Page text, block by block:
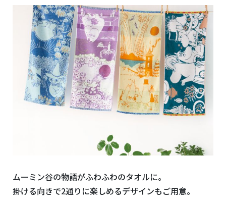
ムーミン谷の物語がふわふわのタオルに。
掛ける向きで2通りに楽しめるデザインもご用意。